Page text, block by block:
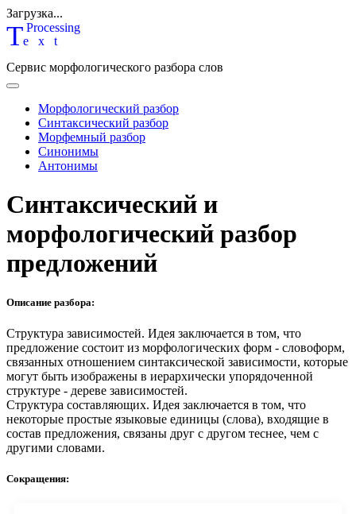
Загрузка...
Text
Processing
Сервис морфологического разбора слов
Морфологический разбор
Синтаксический разбор
Морфемный разбор
Синонимы
Антонимы
Синтаксический и
морфологический разбор
предложений
Описание разбора:
Структура зависимостей. Идея заключается в том, что
предложение состоит из морфологических форм - словоформ,
связанных отношением синтаксической зависимости, которые
могут быть изображены в иерархически упорядоченной
структуре - дереве зависимостей.
Структура составляющих. Идея заключается в том, что
некоторые простые языковые единицы (слова), входящие в
состав предложения, связаны друг с другом теснее, чем с
другими словами.
Сокращения: